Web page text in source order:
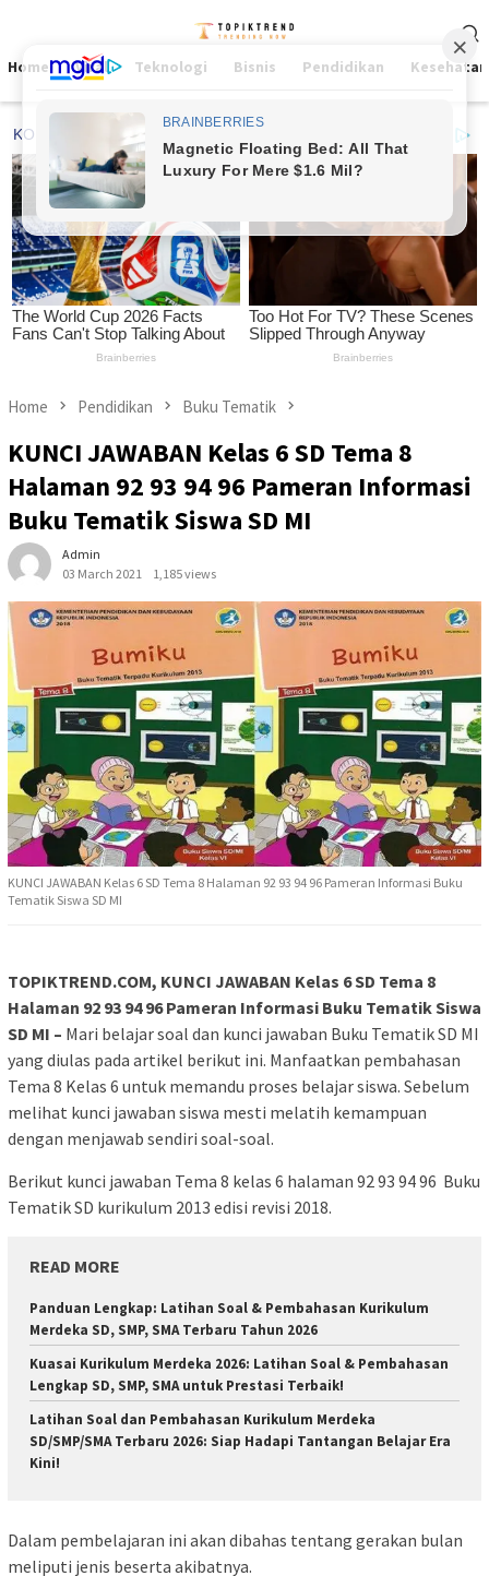
contentMenu
Home Viral Teknologi Bisnis Pendidikan Kesehatan
Home Pendidikan Buku Tematik
KUNCI JAWABAN Kelas 6 SD Tema 8
Halaman 92 93 94 96 Pameran Informasi
Buku Tematik Siswa SD MI
Admin
03 March 2021
1,185 views
KUNCI JAWABAN Kelas 6 SD Tema 8 Halaman 92 93 94 96 Pameran Informasi Buku
Tematik Siswa SD MI
TOPIKTREND.COM, KUNCI JAWABAN Kelas 6 SD Tema 8
Halaman 92 93 94 96 Pameran Informasi Buku Tematik Siswa
SD MI – Mari belajar soal dan kunci jawaban Buku Tematik SD MI
yang diulas pada artikel berikut ini. Manfaatkan pembahasan
Tema 8 Kelas 6 untuk memandu proses belajar siswa. Sebelum
melihat kunci jawaban siswa mesti melatih kemampuan
dengan menjawab sendiri soal-soal.
Berikut kunci jawaban Tema 8 kelas 6 halaman 92 93 94 96 Buku
Tematik SD kurikulum 2013 edisi revisi 2018.
READ MORE
Panduan Lengkap: Latihan Soal & Pembahasan Kurikulum
Merdeka SD, SMP, SMA Terbaru Tahun 2026
Kuasai Kurikulum Merdeka 2026: Latihan Soal & Pembahasan
Lengkap SD, SMP, SMA untuk Prestasi Terbaik!
Latihan Soal dan Pembahasan Kurikulum Merdeka
SD/SMP/SMA Terbaru 2026: Siap Hadapi Tantangan Belajar Era
Kini!
Dalam pembelajaran ini akan dibahas tentang gerakan bulan
meliputi jenis beserta akibatnya.